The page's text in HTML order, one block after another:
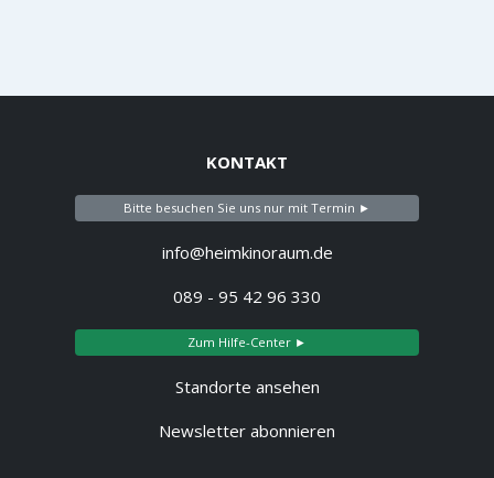
KONTAKT
Bitte besuchen Sie uns nur mit Termin ►
info@heimkinoraum.de
089 - 95 42 96 330
Zum Hilfe-Center ►
Standorte ansehen
Newsletter abonnieren